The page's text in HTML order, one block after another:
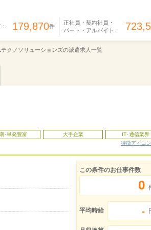
： 179,870件
正社員・契約社員・
パート・アルバイト：
クノソリューションズの派遣求人一覧
･単発豊富 大手企業
IT･通信業界
特徴アイコ
この条件のお仕事件数
0
平均時給 -